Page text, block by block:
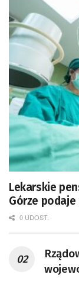
Lekarskie
Górze podaje
0 UDOST.